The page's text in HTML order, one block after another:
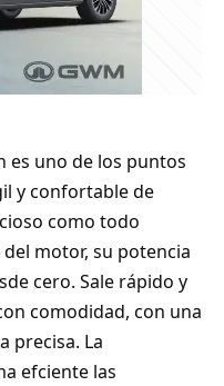
es uno de los puntos
y confortable de
como todo
motor, su potencia
cero. Sale rápido y
comodidad, con una
precisa. La
efciente las